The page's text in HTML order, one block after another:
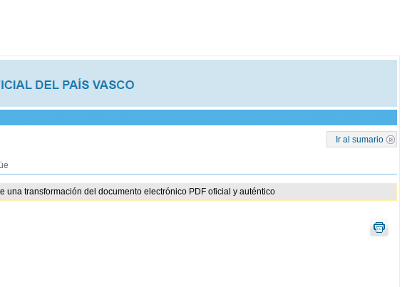
Ir al sumario
transformación del documento electrónico PDF oficial y auténtico